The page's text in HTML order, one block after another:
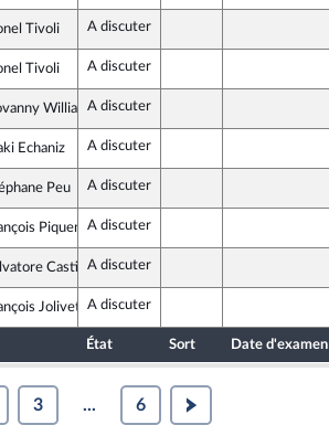
National
Tivoli A discuter
National
Tivoli A discuter
et apparentés
WilliamA discuter
et apparentés
Echaniz A discuter
Démocrate et Républicaine
Peu A discuter
insoumise - Nouveau Front Populaire
PiquemalA discuter
Indépendants, Outre-mer et Territoires
CastiglioneA discuter
& Indépendants
Jolivet A discuter
État Sort Date d'examen
3 ... 6